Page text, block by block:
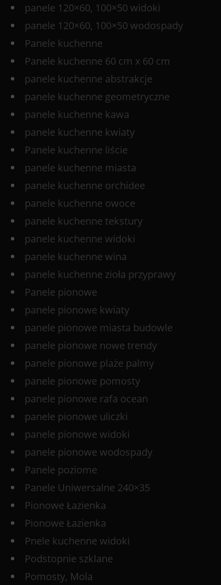
panele 120×60, 100×50 widoki
panele 120×60, 100×50 wodospady
Panele kuchenne
Panele kuchenne 60 cm x 60 cm
panele kuchenne abstrakcje
panele kuchenne geometryczne
panele kuchenne kawa
panele kuchenne kwiaty
Panele kuchenne liście
panele kuchenne miasta
panele kuchenne orchidee
panele kuchenne owoce
panele kuchenne tekstury
panele kuchenne widoki
panele kuchenne wina
panele kuchenne zioła przyprawy
Panele pionowe
panele pionowe kwiaty
panele pionowe miasta budowle
panele pionowe nowe trendy
panele pionowe plaże palmy
panele pionowe pomosty
panele pionowe rafa ocean
panele pionowe uliczki
panele pionowe widoki
panele pionowe wodospady
Panele poziome
Panele Uniwersalne 240×35
Pionowe Łazienka
Pionowe Łazienka
Pnele kuchenne widoki
Podstopnie szklane
Pomosty, Mola